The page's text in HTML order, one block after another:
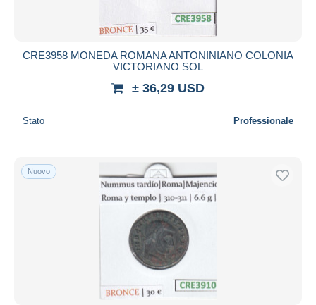
CRE3958 MONEDA ROMANA ANTONINIANO COLONIA
VICTORIANO SOL
± 36,29 USD
Stato Professionale
Nuovo